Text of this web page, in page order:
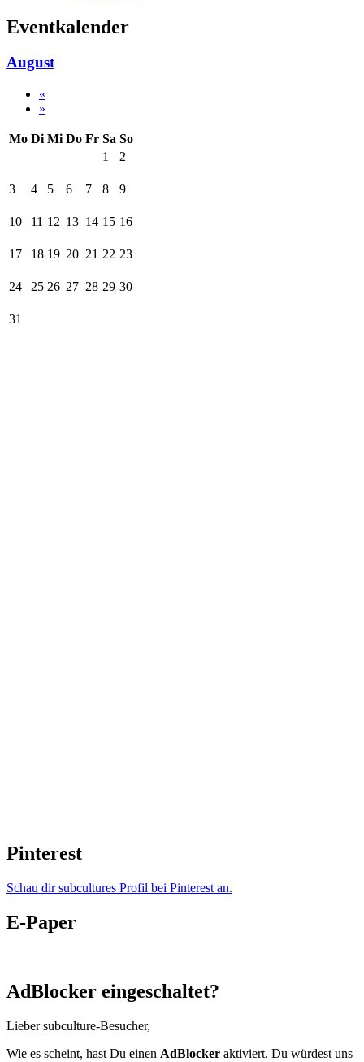
Eventkalender
August
«
»
Mo Di Mi Do Fr Sa So
1
2
3 4 5 6 7 8 9
10 11 12 13 14 15 16
17 18 19 20 21 22 23
24 25 26 27 28 29 30
31
Pinterest
Schau dir subcultures Profil bei Pinterest an.
E-Paper
AdBlocker eingeschaltet?
Lieber subculture-Besucher,
Wie es scheint, hast Du einen AdBlocker aktiviert. Du würdest uns